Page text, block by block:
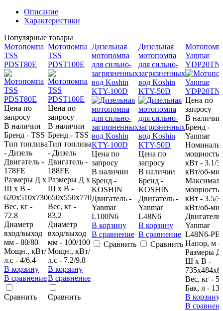
Описание
Характеристики
Популярные товары
Мотопомпа
TSS
PDST80E
Цена по
запросу
В наличии
Бренд - TSS
Тип топлива
- Дизель
Двигатель -
178FE
Размеры Д х
Ш х В -
620х510х730
Вес, кг -
72.8
Диаметр
вход/выход
мм - 80/80
Мощн., кВт/
л.с - 4/6.4
В корзину
В сравнение
Сравнить
Мотопомпа
TSS
PDST100E
Цена по
запросу
В наличии
Бренд - TSS
Тип топлива
- Дизель
Двигатель -
188FE
Размеры Д х
Ш х В -
650х550х770
Вес, кг -
83.2
Диаметр
вход/выход
мм - 100/100
Мощн., кВт/
л.с - 7.2/9.8
В корзину
В сравнение
Сравнить
Дизельная
мотопомпа
для сильно-
загрязненных
вод Koshin
KTY-100D
Цена по
запросу
В наличии
Бренд -
KOSHIN
Двигатель -
Yanmar
L100N6
В корзину
В сравнение
Сравнить
Дизельная
мотопомпа
для сильно-
загрязненных
вод Koshin
KTY-50D
Цена по
запросу
В наличии
Бренд -
KOSHIN
Двигатель -
Yanmar
L48N6
В корзину
В сравнение
Сравнить
Yanmar
Цена по
запросу
В наличии
Бренд -
Yanmar
мощность,
кВт - 3.1/
кВт/об-
мощность,
кВт - 3.5/
кВт/об-
Двигатель
Yanmar
L48N6-
Напор, м -
Размеры Д
Ш х В -
Вес, кг - 54
Бак, л - 13
В корзину
В